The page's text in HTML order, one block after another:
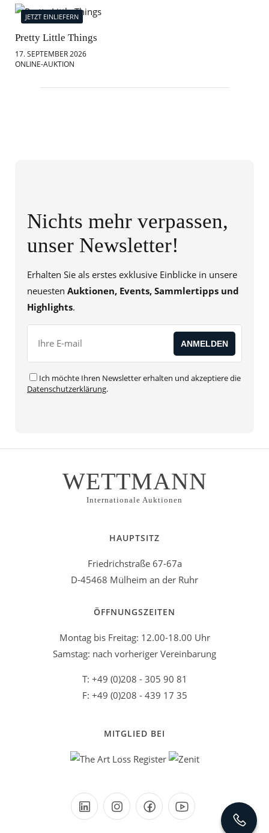
JETZT EINLIEFERN
Pretty Little Things
17. SEPTEMBER 2026
ONLINE-AUKTION
Nichts mehr verpassen,
unser Newsletter!
Erhalten Sie als erstes exklusive Einblicke in unsere
neuesten Auktionen, Events, Sammlertipps und
Highlights.
Ich möchte Ihren Newsletter erhalten und akzeptiere die
Datenschutzerklärung.
WETTMANN
Internationale Auktionen
HAUPTSITZ
Friedrichstraße 67-67a
D-45468 Mülheim an der Ruhr
ÖFFNUNGSZEITEN
Montag bis Freitag: 12.00-18.00 Uhr
Samstag: nach vorheriger Vereinbarung
T: +49 (0)208 - 305 90 81
F: +49 (0)208 - 439 17 35
MITGLIED BEI